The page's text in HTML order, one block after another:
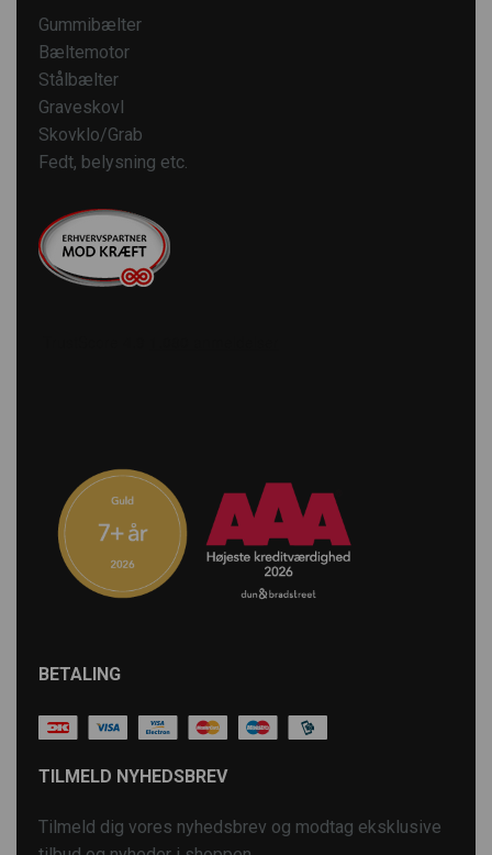
Gummibælter
Bæltemotor
Stålbælter
Graveskovl
Skovklo/Grab
Fedt, belysning etc.
BETALING
TILMELD NYHEDSBREV
Tilmeld dig vores nyhedsbrev og modtag eksklusive